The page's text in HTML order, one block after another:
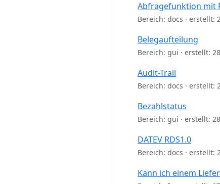
Abfragefunktion mit
Bereich: docs · erstellt:
Belegaufteilung
Bereich: gui · erstellt:
Audit-Trail
Bereich: docs · erstellt:
Bezahlstatus
Bereich: gui · erstellt:
DATEV RDS1.0
Bereich: docs · erstellt:
Kann ich einem